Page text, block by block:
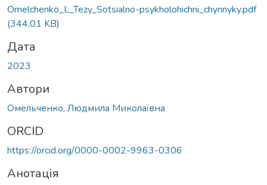
Omelchenko_L_Tezy_Sotsialno-psykholohichni_chynnyky.pdf
(344,01 KB)
Дата
2023
Автори
Омельченко, Людмила Миколаївна
ORCID
https://orcid.org/0000-0002-9963-0306
Анотація